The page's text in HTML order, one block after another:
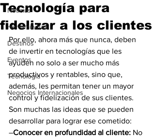
Noticias
Herramientas
Destinos
Eventos
Tecnología
Negocios Internacionales
Tecnología para
fidelizar a los clientes
Por ello, ahora más que nunca, deben
de invertir en tecnologías que les
ayuden no solo a ser mucho más
productivos y rentables, sino que,
además, les permitan tener un mayor
control y fidelización de sus clientes.
Son muchas las ideas que se pueden
desarrollar para lograr ese cometido:
–Conocer en profundidad al cliente: No